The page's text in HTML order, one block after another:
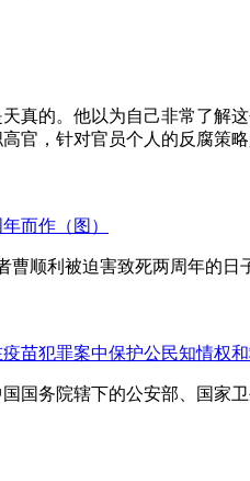
真的。他以为自己非常了解
官，针对官员个人的反腐策略
而作（图）
曹顺利被迫害致死两周年的
苗犯罪案中保护公民知情权
国务院辖下的公安部、国家